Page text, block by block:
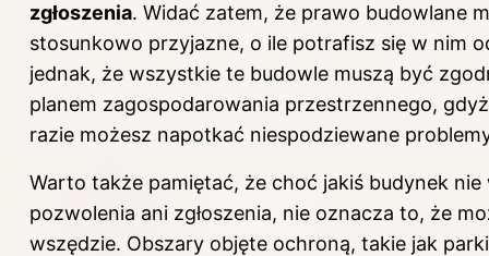
zgłoszenia. Widać zatem, że prawo budowlane
stosunkowo przyjazne, o ile potrafisz się w nim
jednak, że wszystkie te budowle muszą być
planem zagospodarowania przestrzennego,
razie możesz napotkać niespodziewane
Warto także pamiętać, że choć jakiś budynek nie
pozwolenia ani zgłoszenia, nie oznacza to, że
wszędzie. Obszary objęte ochroną, takie jak